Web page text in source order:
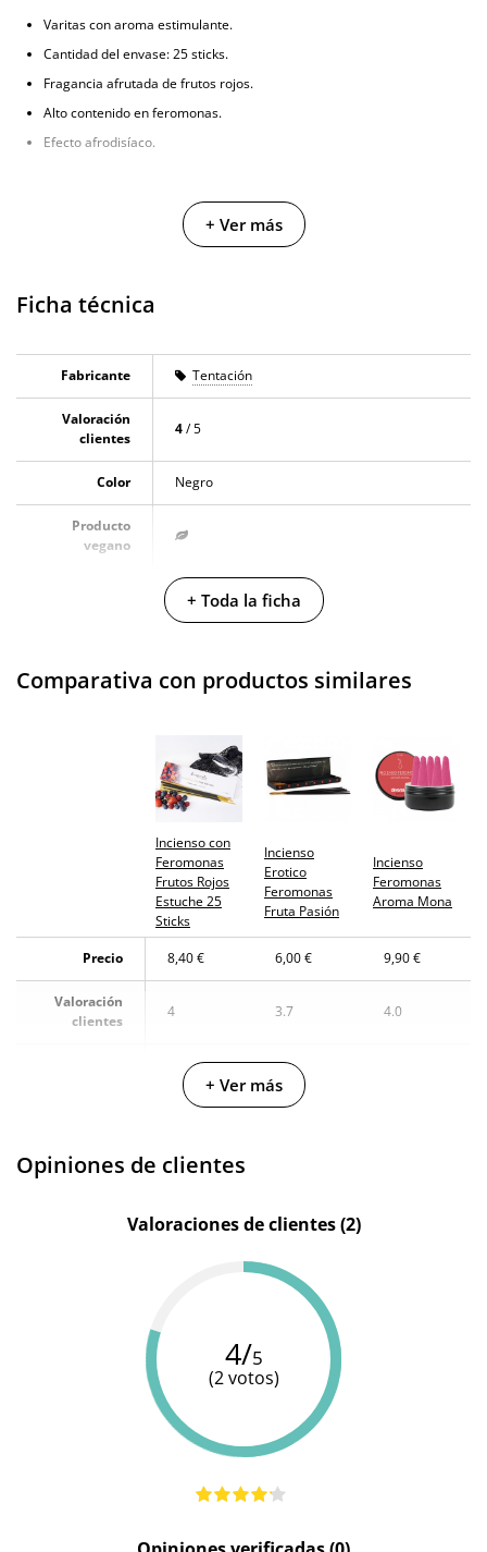
Varitas con aroma estimulante.
Cantidad del envase: 25 sticks.
Fragancia afrutada de frutos rojos.
Alto contenido en feromonas.
Efecto afrodisíaco.
+ Ver más
Ficha técnica
Fabricante Tentación
Valoración
clientes
4/ 5
Color Negro
Producto
vegano
Garantías 3 años de garantía
El martes 11 de agosto (fecha estimada)
+ Toda la ficha
Comparativa con productos similares
Incienso con
Feromonas
Frutos Rojos
Estuche 25
Sticks
Incienso
Erotico
Feromonas
Fruta Pasión
Incienso
Feromonas
Aroma Mona
Precio 8,40 € 6,00 € 9,90 €
Valoración
clientes
4 3.7 4.0
Tentación Euroscent
Negro -
+ Ver más
Opiniones de clientes
Valoraciones de clientes (2)
4/5
(2 votos)